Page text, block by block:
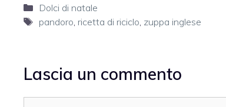
Categorie
Dolci di natale
Tag
pandoro ricetta di riciclo zuppa inglese
Lascia un commento